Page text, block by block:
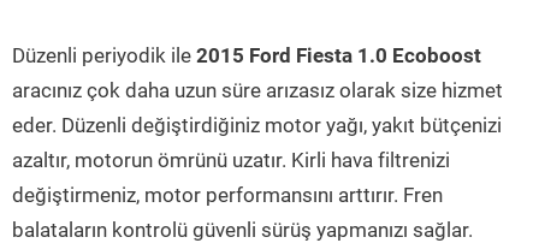
Düzenli periyodik ile 2015 Ford Fiesta 1.0 Ecoboost
aracınız çok daha uzun süre arızasız olarak size hizmet
eder. Düzenli değiştirdiğiniz motor yağı, yakıt bütçenizi
azaltır, motorun ömrünü uzatır. Kirli hava filtrenizi
değiştirmeniz, motor performansını arttırır. Fren
balataların kontrolü güvenli sürüş yapmanızı sağlar.